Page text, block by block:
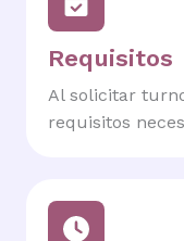
Requisitos
Al solicitar
requisitos